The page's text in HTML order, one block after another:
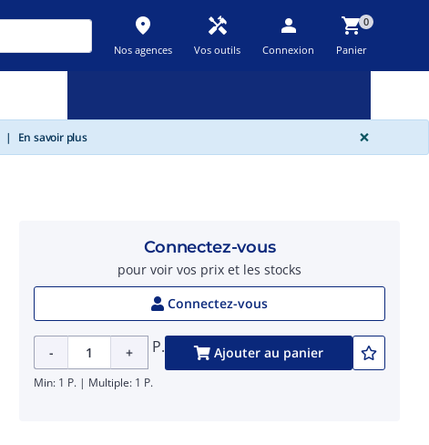
place
Nos agences
handyman
Vos outils
person
Connexion
shopping_cart0
Panier
| En savoir plus ×
Connectez-vous
pour voir vos prix et les stocks
Connectez-vous
- + P. Ajouter au panier
Min: 1 P. | Multiple: 1 P.